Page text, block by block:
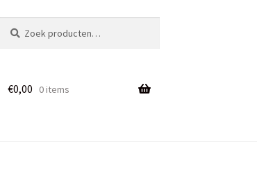
naar:
€0,00 0 items